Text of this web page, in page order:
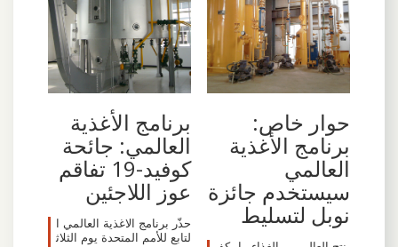
حوار خاص:
برنامج الأغذية
العالمي
سيستخدم جائزة
نوبل لتسليط
برنامج الأغذية
العالمي: جائحة
كوفيد-19 تفاقم
عوز اللاجئين
حذّر برنامج الاغذية العالمي ا
لتابع للأمم المتحدة يوم الثلاث